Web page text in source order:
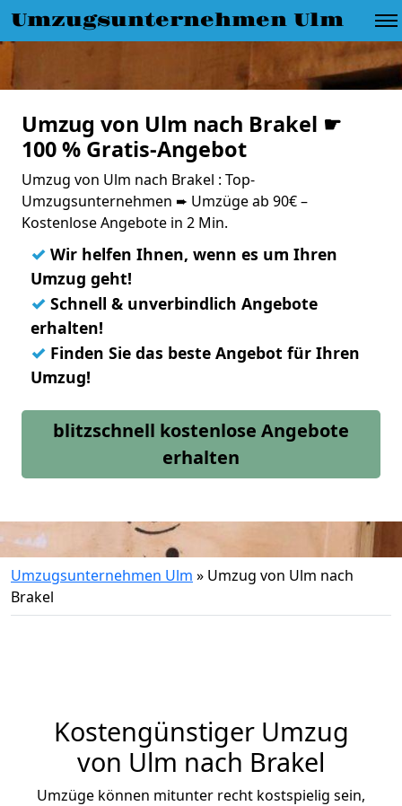
Umzugsunternehmen Ulm
Umzug von Ulm nach Brakel ☛
100 % Gratis-Angebot
Umzug von Ulm nach Brakel : Top-
Umzugsunternehmen ➨ Umzüge ab 90€ –
Kostenlose Angebote in 2 Min.
✓ Wir helfen Ihnen, wenn es um Ihren
Umzug geht!
✓ Schnell & unverbindlich Angebote
erhalten!
✓ Finden Sie das beste Angebot für Ihren
Umzug!
blitzschnell kostenlose Angebote
erhalten
Umzugsunternehmen Ulm » Umzug von Ulm nach
Brakel
Kostengünstiger Umzug
von Ulm nach Brakel
Umzüge können mitunter recht kostspielig sein,